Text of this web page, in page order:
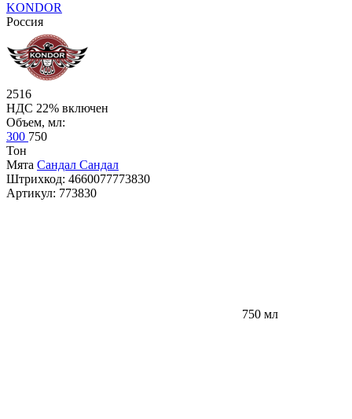
KONDOR
Россия
2516
НДС 22% включен
Объем, мл:
300 750
Тон
Мята Сандал Сандал
Штрихкод: 4660077773830
Артикул: 773830
750 мл